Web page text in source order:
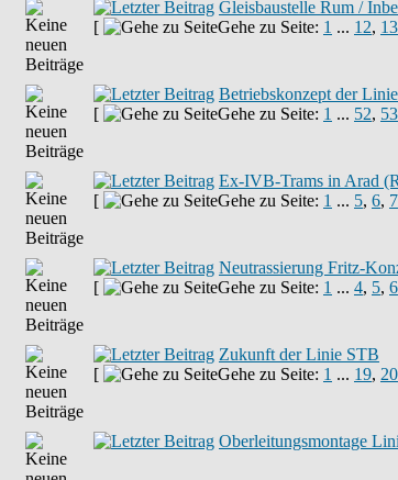
Gleisbaustelle Rum /
[
Gehe zu Seite: 1 ... 12, 13
Betriebskonzept der
[
Gehe zu Seite: 1 ... 52, 53
Ex-IVB-Trams in Arad
[
Gehe zu Seite: 1 ... 5, 6, 7
Neutrassierung Fritz-
[
Gehe zu Seite: 1 ... 4, 5, 6
Zukunft der Linie STB
[
Gehe zu Seite: 1 ... 19, 20
Oberleitungsmontage